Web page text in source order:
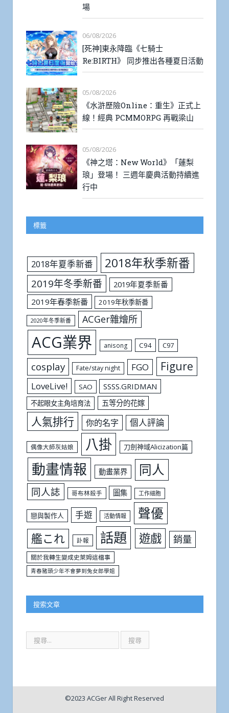
場
06/08/2026
[死神]東永降臨《七騎士
Re:BIRTH》 同步推出各種夏日活動
05/08/2026
《水滸歷險Online：重生》正式上
線！經典 PCMMORPG 再戰梁山
05/08/2026
《神之塔：New World》「蓮梨
琅」登場！ 三週年慶典活動持續進
行中
標籤
2018年夏季新番 2018年秋季新番
2019年冬季新番
2019年夏季新番
2019年春季新番
2019年秋季新番
2020年冬季新番 ACGer雜燴所
ACG業界 anisong C94 C97
cosplay Fate/stay night FGO Figure
LoveLive! SAO SSSS.GRIDMAN
不起眼女主角培育法 五等分的花嫁
人氣排行 你的名字 個人評論
偶像大師灰姑娘 八掛 刀劍神域Alicization篇
動畫情報 動畫業界 同人
同人誌 哥布林殺手 圖集 工作細胞
戀與製作人 手遊 活動情報 聲優
艦これ 訃報 話題 遊戲 銷量
關於我轉生變成史萊姆這檔事
青春豬頭少年不會夢到兔女郎學姐
搜索文章
©2023 ACGer All Right Reserved